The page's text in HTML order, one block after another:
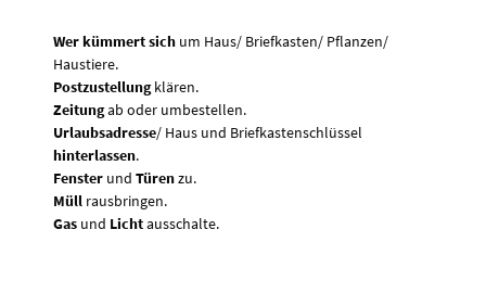
Wer kümmert sich um Haus/ Briefkasten/ Pflanzen/
Haustiere.
Postzustellungklären.
Zeitungab oder umbestellen.
Urlaubsadresse/ Haus und Briefkastenschlüssel
hinterlassen.
Fenster und Türenzu.
Müll rausbringen.
Gas und Lichtausschalte.